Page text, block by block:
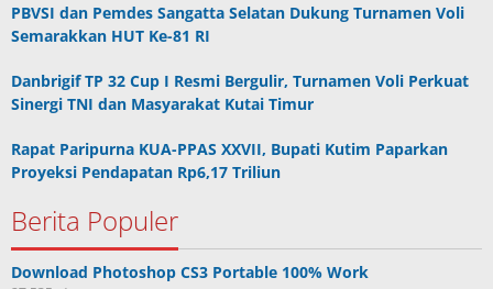
PBVSI dan Pemdes Sangatta Selatan Dukung Turnamen Voli
Semarakkan HUT Ke-81 RI
Danbrigif TP 32 Cup I Resmi Bergulir, Turnamen Voli Perkuat
Sinergi TNI dan Masyarakat Kutai Timur
Rapat Paripurna KUA-PPAS XXVII, Bupati Kutim Paparkan
Proyeksi Pendapatan Rp6,17 Triliun
Berita Populer
Download Photoshop CS3 Portable 100% Work